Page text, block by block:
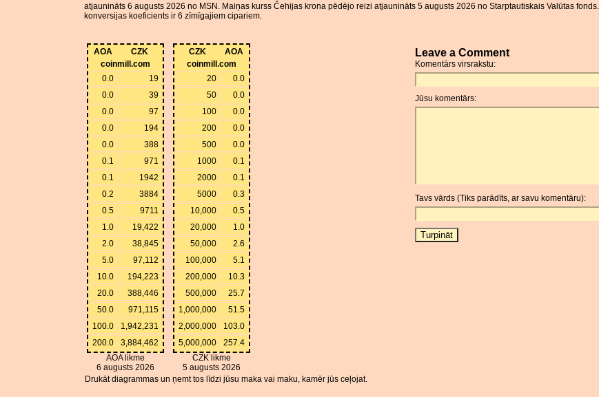
atjaunināts 6 augusts 2026 no MSN. Maiņas kurss Čehijas krona pēdējo reizi atjaunināts 5 augusts 2026 no Starptautiskais Valūtas
konversijas koeficients ir 6 zīmīgajiem cipariem.
AOA
CZK
coinmill.com
0.0
19
0.0
39
0.0
97
0.0
194
0.0
388
0.1
971
0.1
1942
0.2
3884
0.5
9711
1.0
19,422
2.0
38,845
5.0
97,112
10.0
194,223
20.0
388,446
50.0
971,115
100.0
1,942,231
200.0
3,884,462
AOA likme
6 augusts 2026
CZK
AOA
coinmill.com
20
0.0
50
0.0
100
0.0
200
0.0
500
0.0
1000
0.1
2000
0.1
5000
0.3
10,000
0.5
20,000
1.0
50,000
2.6
100,000
5.1
200,000
10.3
500,000
25.7
1,000,000
51.5
2,000,000
103.0
5,000,000
257.4
CZK likme
5 augusts 2026
Drukāt diagrammas un ņemt tos līdzi jūsu maka vai maku, kamēr jūs ceļojat.
Leave a Comment
Komentārs virsrakstu:
Jūsu komentārs:
Tavs vārds (Tiks parādīts, ar savu komentāru):